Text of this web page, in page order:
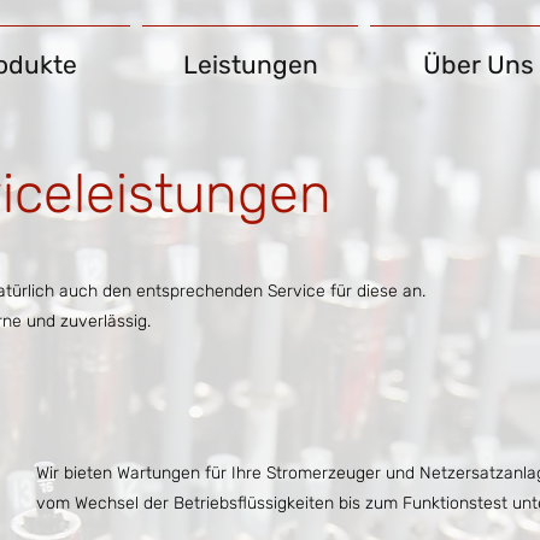
Leistungen Über Uns
auch den entsprechenden Service für diese an.
und zuverlässig.
Wir bieten Wartungen für Ihre Stromerzeuger und
vom Wechsel der Betriebsflüssigkeiten bis zum Funktionstest